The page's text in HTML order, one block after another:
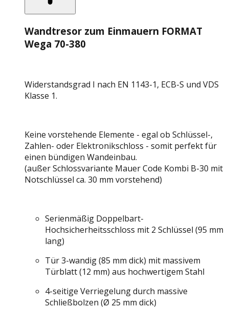
Wandtresor zum Einmauern FORMAT
Wega 70-380
Widerstandsgrad I nach EN 1143-1, ECB-S und VDS
Klasse 1.
Keine vorstehende Elemente - egal ob Schlüssel-,
Zahlen- oder Elektronikschloss - somit perfekt für
einen bündigen Wandeinbau.
(außer Schlossvariante Mauer Code Kombi B-30 mit
Notschlüssel ca. 30 mm vorstehend)
Serienmäßig Doppelbart-
Hochsicherheitsschloss mit 2 Schlüssel (95 mm
lang)
Tür 3-wandig (85 mm dick) mit massivem
Türblatt (12 mm) aus hochwertigem Stahl
4-seitige Verriegelung durch massive
Schließbolzen (Ø 25 mm dick)